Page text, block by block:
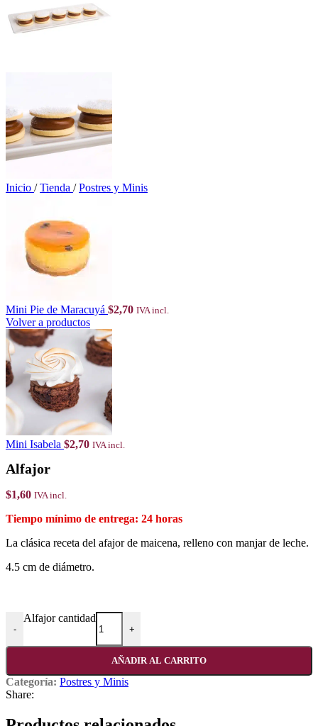
Inicio / Tienda / Postres y Minis
Mini Pie de Maracuyá $2,70 IVA incl.
Volver a productos
Mini Isabela $2,70 IVA incl.
Alfajor
$1,60 IVA incl.
24 horas
La clásica receta del afajor de maicena, relleno con manjar de leche.
4.5 cm de diámetro.
-
Alfajor cantidad
+
AÑADIR AL CARRITO
Categoría: Postres y Minis
Share: